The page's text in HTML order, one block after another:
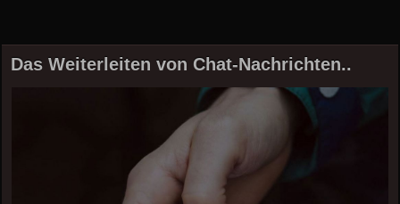
Das Weiterleiten von Chat-Nachrichten..